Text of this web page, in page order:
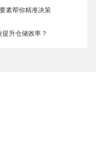
素帮你精准决策
升仓储效率？